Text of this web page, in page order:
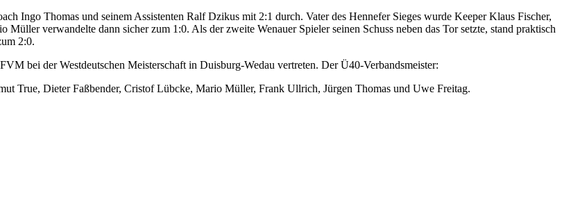
Ingo Thomas und seinem Assistenten Ralf Dzikus mit 2:1 durch. Vater des Hennefer Sieges wurde Keeper Klaus Fischer,
verwandelte dann sicher zum 1:0. Als der zweite Wenauer Spieler seinen Schuss neben das Tor setzte, stand praktisch
2:0.
bei der Westdeutschen Meisterschaft in Duisburg-Wedau vertreten. Der Ü40-Verbandsmeister:
True, Dieter Faßbender, Cristof Lübcke, Mario Müller, Frank Ullrich, Jürgen Thomas und Uwe Freitag.